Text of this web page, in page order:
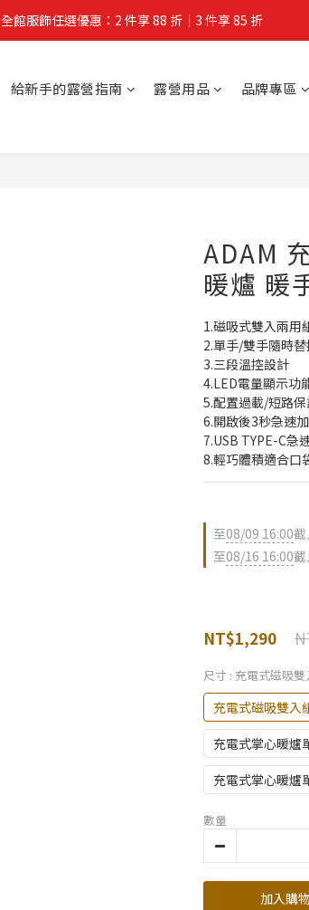
夏拚Go物節：滿 $588 全店狂打 88 折
全館服飾任選優惠：2 件享 88 折｜3 件享 85 折
給新手的露營指南 露營用品 品牌專區
ADAM
暖爐 暖
1.磁吸式雙入兩用
2.單手/雙手隨時替
3.三段溫控設計
4.LED電量顯示功
5.配置過載/短路
6.開啟後3秒急速
7.USB TYPE-C急
8.輕巧體積適合口
至08/09 16:00
至08/16 16:00
NT$1,290
尺寸 : 充電式磁吸
充電式磁吸雙入
充電式掌心暖爐
充電式掌心暖爐
數量
加入購